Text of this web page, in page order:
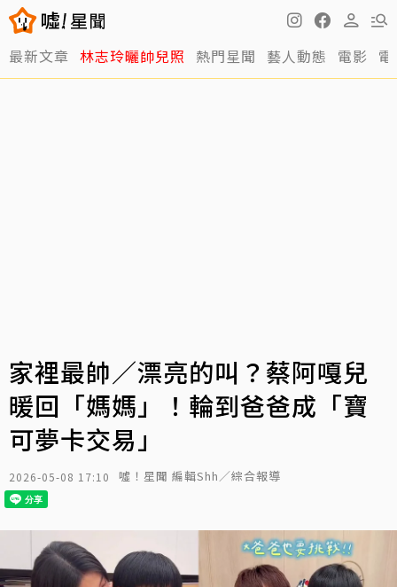
最新文章 林志玲曬帥兒照 熱門星聞 藝人動態 電影
家裡最帥／漂亮的叫？蔡阿嘎兒
暖回「媽媽」！輪到爸爸成「寶
可夢卡交易」
2026-05-08 17:10 噓！星聞 編輯Shh／綜合報導